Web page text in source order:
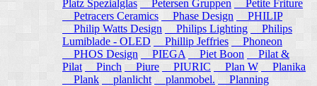
Platz Spezialglas
Petersen Gruppen
Petite Friture
Petracers Ceramics
Phase Design
PHILIP
Philip Watts Design
Philips Lighting
Philips
Lumiblade - OLED
Phillip Jeffries
Phoneon
PHOS Design
PIEGA Piet Boon
Pilat &
Pilat
Pinch Piure PIURIC Plan W
Planika
Plank
planlicht planmobel. Planning